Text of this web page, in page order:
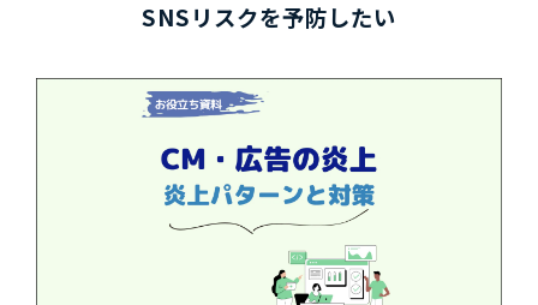
SNSリスクを予防したい